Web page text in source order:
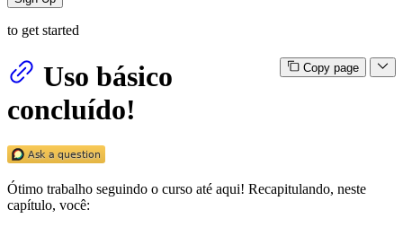
to get started
Copy page
Uso básico
concluído!
Ótimo trabalho seguindo o curso até aqui! Recapitulando, neste
capítulo, você: